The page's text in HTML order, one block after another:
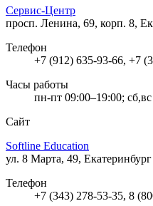
Сервис-Центр
просп. Ленина, 69, корп. 8,
Телефон
+7 (912) 635-93-66, +7
Часы работы
пн-пт 09:00–19:00;
Сайт
Softline Education
ул. 8 Марта, 49, Екатеринбург
Телефон
+7 (343) 278-53-35, 8